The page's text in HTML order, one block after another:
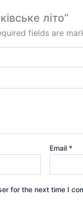
літо”
fields are
Email *
for the next time I